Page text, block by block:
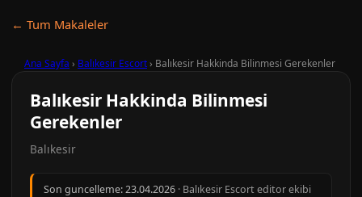
← Tum Makaleler
Ana Sayfa › Balıkesir Escort› Balıkesir Hakkinda Bilinmesi Gerekenler
Balıkesir Hakkinda Bilinmesi
Gerekenler
Balıkesir
Son guncelleme:23.04.2026 · Balıkesir Escort editor ekibi